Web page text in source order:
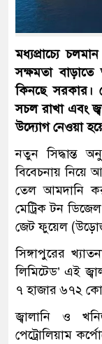
মধ্যপ্রাচ্যে
সক্ষমতা
কিনছে সরকার।
সচল রাখা এবং
উদ্যোগ নেওয়া
নতুন সিদ্ধান্ত
বিবেচনায় নিয়ে
তেল আমদানি
মেট্রিক টন
জেট ফুয়েল
সিঙ্গাপুরের
লিমিটেড’ এই
৭ হাজার ৬৭২
জ্বালানি ও
পেট্রোলিয়াম